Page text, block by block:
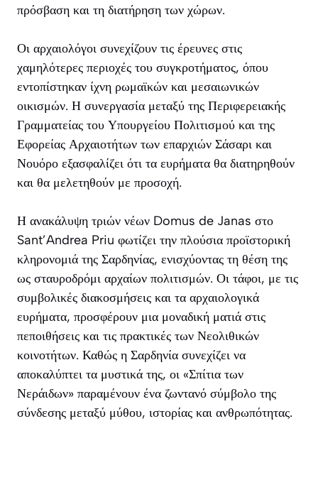
πρόσβαση και τη διατήρηση των χώρων.
Οι αρχαιολόγοι συνεχίζουν τις έρευνες στις
χαμηλότερες περιοχές του συγκροτήματος, όπου
εντοπίστηκαν ίχνη ρωμαϊκών και μεσαιωνικών
οικισμών. Η συνεργασία μεταξύ της Περιφερειακής
Γραμματείας του Υπουργείου Πολιτισμού και της
Εφορείας Αρχαιοτήτων των επαρχιών Σάσαρι και
Νουόρο εξασφαλίζει ότι τα ευρήματα θα διατηρηθούν
και θα μελετηθούν με προσοχή.
Η ανακάλυψη τριών νέων Domus de Janas στο
Sant’Andrea Priu φωτίζει την πλούσια προϊστορική
κληρονομιά της Σαρδηνίας, ενισχύοντας τη θέση της
ως σταυροδρόμι αρχαίων πολιτισμών. Οι τάφοι, με τις
συμβολικές διακοσμήσεις και τα αρχαιολογικά
ευρήματα, προσφέρουν μια μοναδική ματιά στις
πεποιθήσεις και τις πρακτικές των Νεολιθικών
κοινοτήτων. Καθώς η Σαρδηνία συνεχίζει να
αποκαλύπτει τα μυστικά της, οι «Σπίτια των
Νεράιδων» παραμένουν ένα ζωντανό σύμβολο της
σύνδεσης μεταξύ μύθου, ιστορίας και ανθρωπότητας.